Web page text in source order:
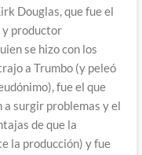
Douglas, que fue el
productor
se hizo con los
a Trumbo (y peleó
fue el que
a surgir problemas y el
de que la
la producción) y fue